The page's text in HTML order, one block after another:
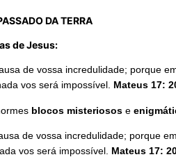
DA TERRA
de Jesus:
de vossa incredulidade; porque
vos será impossível. Mateus 17:
blocos misteriosos e
de vossa incredulidade; porque
vos será impossível. Mateus 17: